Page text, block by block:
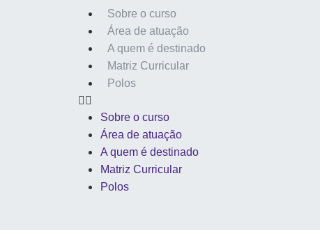
Sobre o curso
Área de atuação
A quem é destinado
Matriz Curricular
Polos
Sobre o curso
Área de atuação
A quem é destinado
Matriz Curricular
Polos